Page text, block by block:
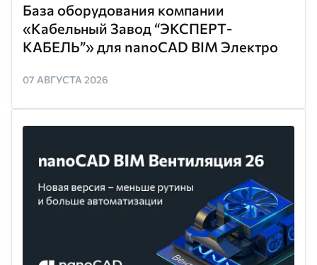
База оборудования компании
«Кабельный Завод “ЭКСПЕРТ-
КАБЕЛЬ”» для nanoCAD BIM Электро
07 АВГУСТА 2026